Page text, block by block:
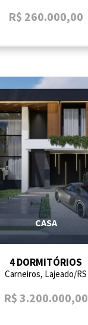
R$ 260.000,00
CASA
4 DORMITÓRIOS
Carneiros, Lajeado/RS
R$ 3.200.000,00